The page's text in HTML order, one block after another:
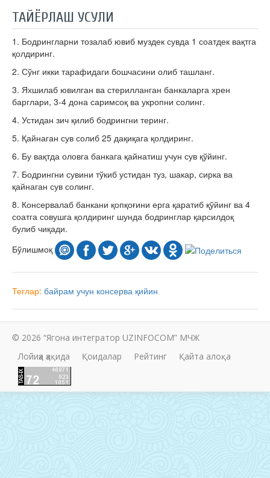
ТАЙЁРЛАШ УСУЛИ
1. Бодрингларни тозалаб ювиб муздек сувда 1 соатдек вақтга
қолдиринг.
2. Сўнг икки тарафидаги бошчасини олиб ташланг.
3. Яхшилаб ювилган ва стерилланган банкаларга хрен
барглари, 3-4 дона саримсоқ ва укропни солинг.
4. Устидан зич қилиб бодрингни теринг.
5. Қайнаган сув солиб 25 дақиқага қолдиринг.
6. Бу вақтда оловга банкага қайнатиш учун сув қўйинг.
7. Бодрингни сувини тўкиб устидан туз, шакар, сирка ва
қайнаган сув солинг.
8. Консервалаб банкани қопқоғини ерга қаратиб қўйинг ва 4
соатга совушга қолдиринг шунда бодринглар қарсилдоқ
булиб чиқади.
Бўлишмоқ
Теглар: байрам учун консерва қийин
© 2026 “Ягона интегратор UZINFOCOM” МЧЖ
Лойиҳа ҳақида
Қоидалар Рейтинг Қайта алоқа